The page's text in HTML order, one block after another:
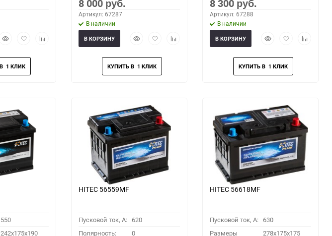
БыстрыйДобавить
избранное
Добавить
8 000 руб.
Артикул: 67287
В наличии
БыстрыйДобавить
избранное
Добавить
В КОРЗИНУ
8 300 руб.
Артикул: 67288
В наличии
БыстрыйДобавить
избранное
Добавить
В КОРЗИНУ
550
242x175x190
HITEC 56559MF
Пусковой ток, A: 620
Полярность:
0
HITEC 56618MF
Пусковой ток, A: 630
Размеры
278x175x175